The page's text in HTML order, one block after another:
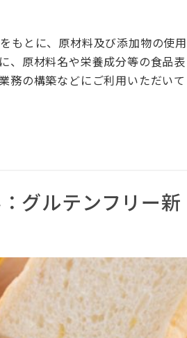
もとに、原材料及び添加物の使用
、原材料名や栄養成分等の食品表
務の構築などにご利用いただいて
グルテンフリー新